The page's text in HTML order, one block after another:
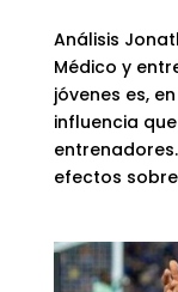
Análisis
Médico y
jóvenes es,
influencia
efectos